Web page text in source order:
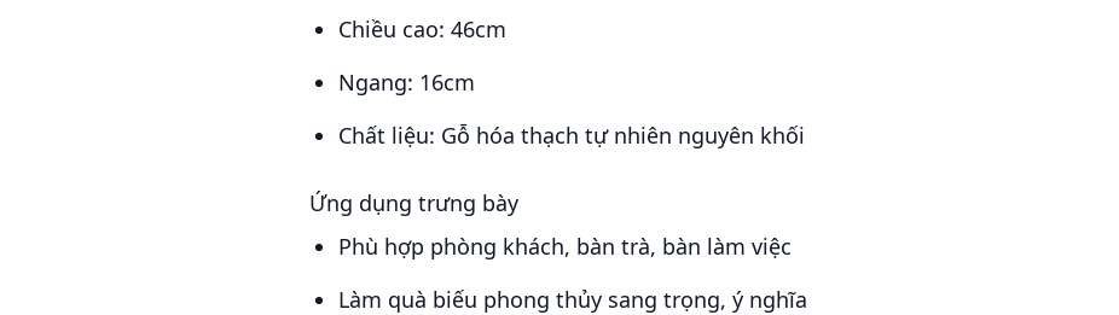
Chiều cao: 46cm
Ngang: 16cm
Chất liệu: Gỗ hóa thạch tự nhiên nguyên khối
Ứng dụng trưng bày
Phù hợp phòng khách, bàn trà, bàn làm việc
Làm quà biếu phong thủy sang trọng, ý nghĩa